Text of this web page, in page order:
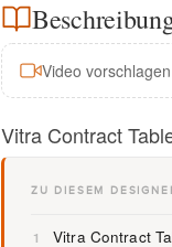
Video vorschlagen
Vitra Contract
ZU DIESEM
1 Vitra Contract